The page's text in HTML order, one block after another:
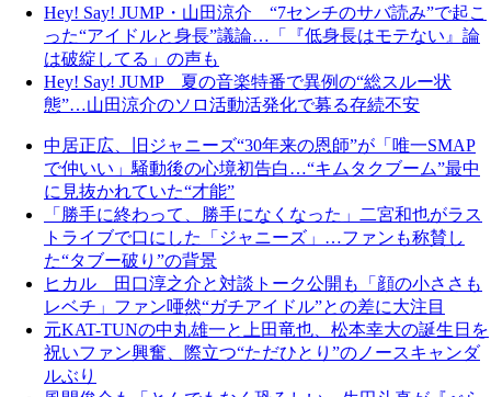
Hey! Say! JUMP・山田涼介 “7センチのサバ読み”で起こ
った“アイドルと身長”議論…「『低身長はモテない』論
は破綻してる」の声も
Hey! Say! JUMP 夏の音楽特番で異例の“総スルー状
態”…山田涼介のソロ活動活発化で募る存続不安
中居正広、旧ジャニーズ“30年来の恩師”が「唯一SMAP
で仲いい」騒動後の心境初告白…“キムタクブーム”最中
に見抜かれていた“才能”
「勝手に終わって、勝手になくなった」二宮和也がラス
トライブで口にした「ジャニーズ」…ファンも称賛し
た“タブー破り”の背景
ヒカル 田口淳之介と対談トーク公開も「顔の小ささも
レベチ」ファン唖然“ガチアイドル”との差に大注目
元KAT-TUNの中丸雄一と上田竜也、松本幸大の誕生日を
祝いファン興奮、際立つ“ただひとり”のノースキャンダ
ルぶり